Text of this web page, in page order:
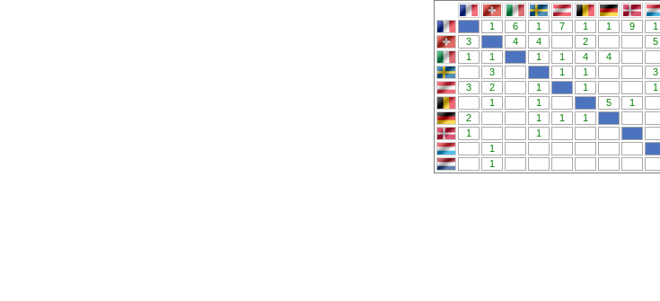
1
6 1 7 1 1 9 1
3
4 4 2 5
1
1 1 1 4 4
3
1 1 3
3
2 1 1 1
1
1 5 1
2
1 1 1
1
1
1
1